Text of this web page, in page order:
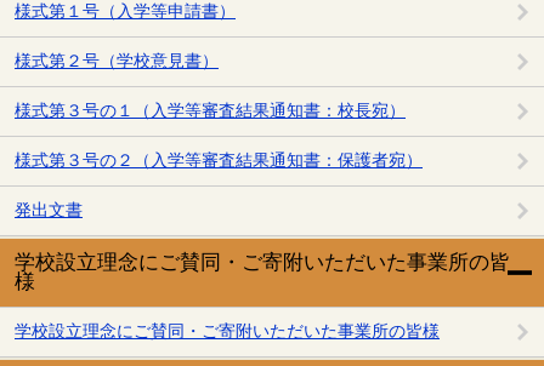
様式第１号（入学等申請書）
様式第２号（学校意見書）
様式第３号の１（入学等審査結果通知書：校長宛）
様式第３号の２（入学等審査結果通知書：保護者宛）
発出文書
学校設立理念にご賛同・ご寄附いただいた事業所の皆
様
学校設立理念にご賛同・ご寄附いただいた事業所の皆様